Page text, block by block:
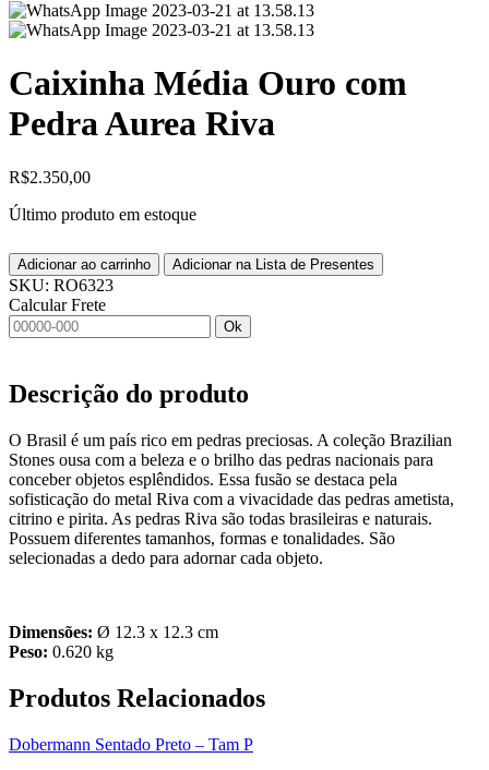
Caixinha Média Ouro com
Pedra Aurea Riva
R$2.350,00
Último produto em estoque
Adicionar ao carrinho Adicionar na Lista de Presentes
SKU: RO6323
Calcular Frete
Ok
Descrição do produto
O Brasil é um país rico em pedras preciosas. A coleção Brazilian
Stones ousa com a beleza e o brilho das pedras nacionais para
conceber objetos esplêndidos. Essa fusão se destaca pela
sofisticação do metal Riva com a vivacidade das pedras ametista,
citrino e pirita. As pedras Riva são todas brasileiras e naturais.
Possuem diferentes tamanhos, formas e tonalidades. São
selecionadas a dedo para adornar cada objeto.
Dimensões: Ø 12.3 x 12.3 cm
Peso: 0.620 kg
Produtos Relacionados
Dobermann Sentado Preto – Tam P